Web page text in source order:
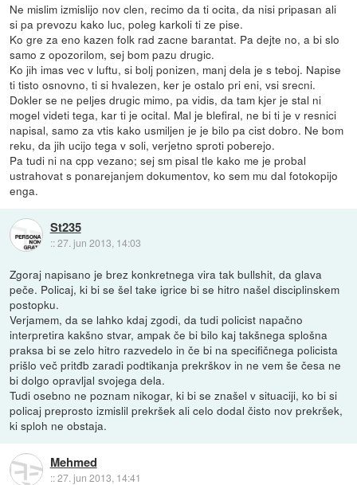
Ne mislim izmislijo nov clen, recimo da ti ocita, da nisi pripasan ali
si pa prevozu kako luc, poleg karkoli ti ze pise.
Ko gre za eno kazen folk rad zacne barantat. Pa dejte no, a bi slo
samo z opozorilom, sej bom pazu drugic.
Ko jih imas vec v luftu, si bolj ponizen, manj dela je s teboj. Napise
ti tisto osnovno, ti si hvalezen, ker je ostalo pri eni, vsi srecni.
Dokler se ne peljes drugic mimo, pa vidis, da tam kjer je stal ni
mogel videti tega, kar ti je ocital. Mal je blefiral, ne bi ti je v resnici
napisal, samo za vtis kako usmiljen je je bilo pa cist dobro. Ne bom
reku, da jih ucijo tega v soli, verjetno sproti poberejo.
Pa tudi ni na cpp vezano; sej sm pisal tle kako me je probal
ustrahovat s ponarejanjem dokumentov, ko sem mu dal fotokopijo
enga.
St235
::27. jun 2013, 14:03
Zgoraj napisano je brez konkretnega vira tak bullshit, da glava
peče. Policaj, ki bi se šel take igrice bi se hitro našel disciplinskem
postopku.
Verjamem, da se lahko kdaj zgodi, da tudi policist napačno
interpretira kakšno stvar, ampak če bi bilo kaj takšnega splošna
praksa bi se zelo hitro razvedelo in če bi na specifičnega policista
prišlo več pritđb zaradi podtikanja prekrškov in ne vem še česa ne
bi dolgo opravljal svojega dela.
Tudi osebno ne poznam nikogar, ki bi se znašel v situaciji, ko bi si
policaj preprosto izmislil prekršek ali celo dodal čisto nov prekršek,
ki sploh ne obstaja.
Mehmed
::27. jun 2013, 14:41